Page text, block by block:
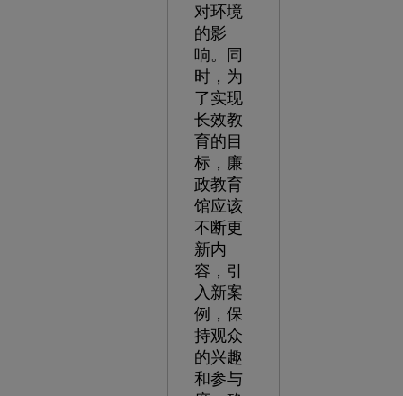
对环境
的影
响。同
时，为
了实现
长效教
育的目
标，廉
政教育
馆应该
不断更
新内
容，引
入新案
例，保
持观众
的兴趣
和参与